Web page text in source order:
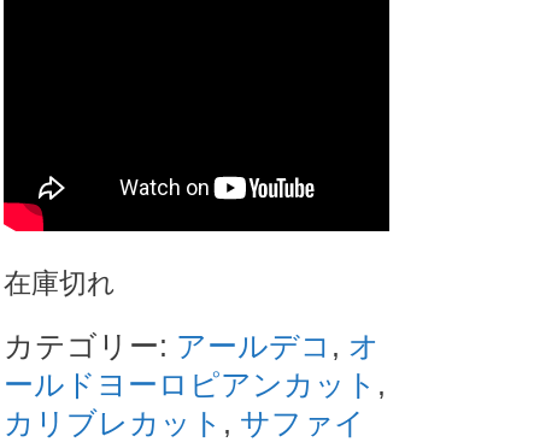
在庫切れ
カテゴリー: アールデコ , オ
ールドヨーロピアンカット ,
カリブレカット , サファイ